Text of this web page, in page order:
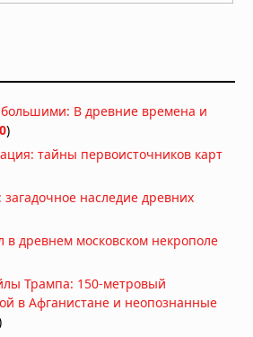
популярные цветы для
и их особенности
в 05:30
рождения в лофте: как
пространство и
лучших купальников 2026:
топовых брендов и
женских
В древние времена и
0)
тайны первоисточников карт
наследие древних
в древнем московском некрополе
Трампа: 150-метровый
в Афганистане и неопознанные